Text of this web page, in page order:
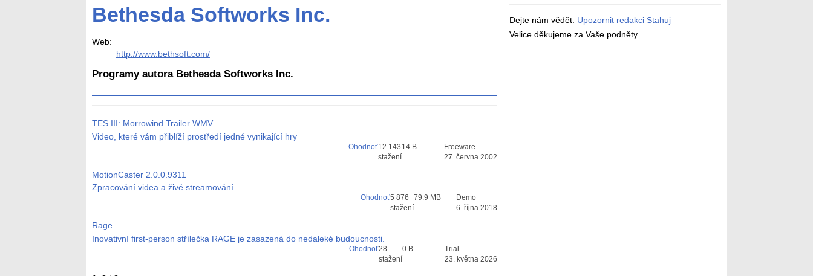
Bethesda Softworks Inc.
Web:
http://www.bethsoft.com/
Programy autora Bethesda Softworks Inc.
TES III: Morrowind Trailer WMV
Video, které vám přiblíží prostředí jedné vynikající hry
Ohodnoť12 143
stažení
14 B
Freeware
27. června 2002
MotionCaster 2.0.0.9311
Zpracování videa a živé streamování
Ohodnoť5 876
stažení
79.9 MB
Demo
6. října 2018
Rage
Inovativní first-person střílečka RAGE je zasazená do nedaleké budoucnosti.
Ohodnoť28
stažení
0 B
Trial
23. května 2026
Dejte nám vědět. Upozornit redakci Stahuj
Velice děkujeme za Vaše podněty